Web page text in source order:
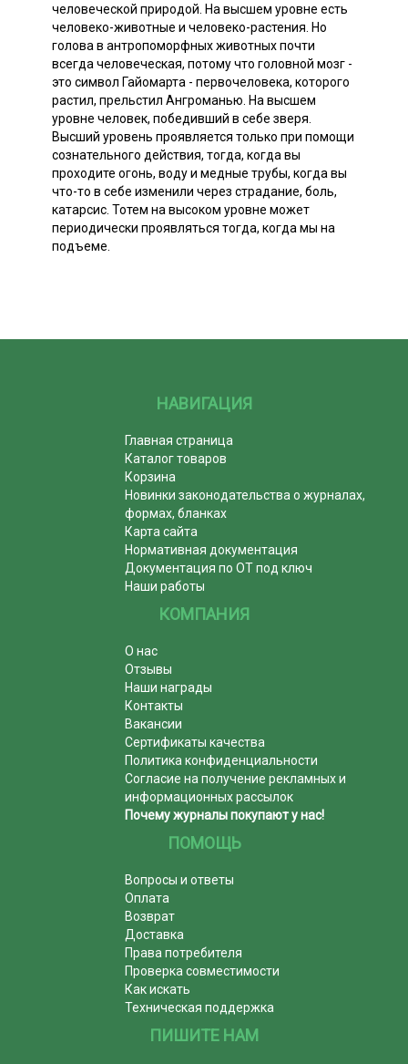
человеческой природой. На высшем уровне есть
человеко-животные и человеко-растения. Но
голова в антропоморфных животных почти
всегда человеческая, потому что головной мозг -
это символ Гайомарта - первочеловека, которого
растил, прельстил Ангроманью. На высшем
уровне человек, победивший в себе зверя.
Высший уровень проявляется только при помощи
сознательного действия, тогда, когда вы
проходите огонь, воду и медные трубы, когда вы
что-то в себе изменили через страдание, боль,
катарсис. Тотем на высоком уровне может
периодически проявляться тогда, когда мы на
подъеме.
НАВИГАЦИЯ
Главная страница
Каталог товаров
Корзина
Новинки законодательства о журналах,
формах, бланках
Карта сайта
Нормативная документация
Документация по ОТ под ключ
Наши работы
КОМПАНИЯ
О нас
Отзывы
Наши награды
Контакты
Вакансии
Сертификаты качества
Политика конфиденциальности
Согласие на получение рекламных и
информационных рассылок
Почему журналы покупают у нас!
ПОМОЩЬ
Вопросы и ответы
Оплата
Возврат
Доставка
Права потребителя
Проверка совместимости
Как искать
Техническая поддержка
ПИШИТЕ НАМ